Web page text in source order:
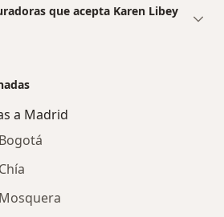
que acepta Karen Libey
a Madrid